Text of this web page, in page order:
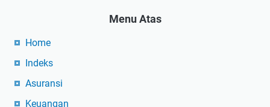
Menu Atas
Home
Indeks
Asuransi
Keuangan